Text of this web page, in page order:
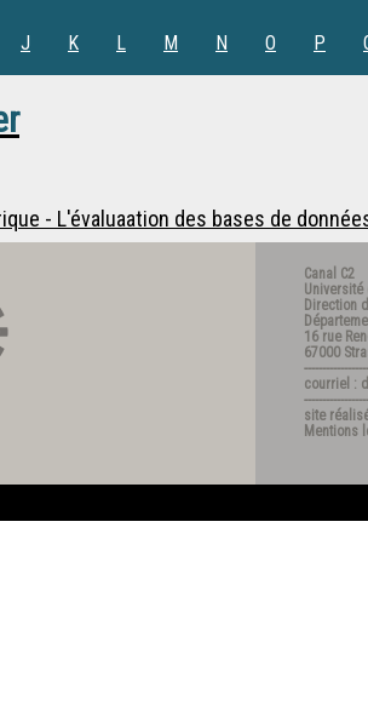
J K L M N O P
- L'évaluaation des bases de
Canal C2
Université
Direction
16 rue
67000
courriel :
site
Mentions